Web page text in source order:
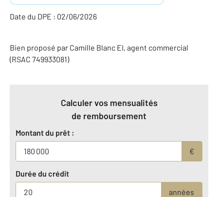
Date du DPE : 02/06/2026
Bien proposé par Camille Blanc EI, agent commercial
(RSAC 749933081)
Calculer vos mensualités
de remboursement
Montant du prêt :
€
Durée du crédit
années